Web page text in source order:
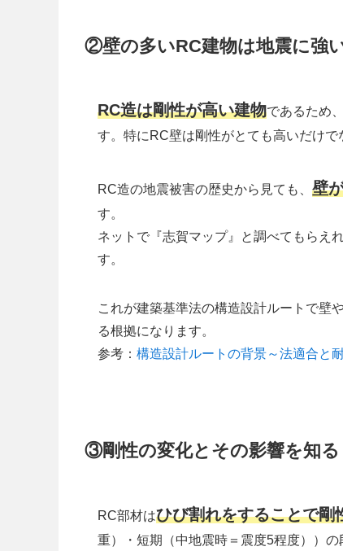
②壁の多いRC建物は地震に強
RC造は剛性が高い建物であるため
す。特にRC壁は剛性がとても高いだけで
RC造の地震被害の歴史から見ても、 壁
す。
ネットで『志賀マップ』と調べてもらえ
す。
これが建築基準法の構造設計ルートで壁
る根拠になります。
参考： 構造設計ルートの背景～法適合と
③剛性の変化とその影響を知る
RC部材はひび割れをすることで剛
重）・短期（中地震時＝震度5程度））の